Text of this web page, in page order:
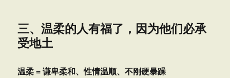
三、温柔的人有福了，因为他们必承
受地土
温柔 = 谦卑柔和、性情温顺、不刚硬暴躁